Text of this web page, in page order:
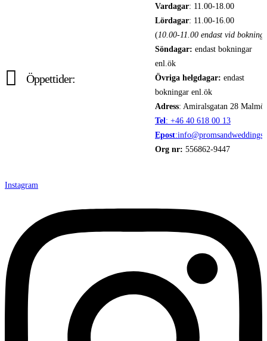
Öppettider:
Vardagar: 11.00-18.00
Lördagar: 11.00-16.00
(10.00-11.00 endast vid bokning
Söndagar: endast bokningar
enl.ök
Övriga helgdagar: endast
bokningar enl.ök
Adress: Amiralsgatan 28 Malmö
Tel: +46 40 618 ​00 13
Epost
Org nr: 556862-9447
Instagram